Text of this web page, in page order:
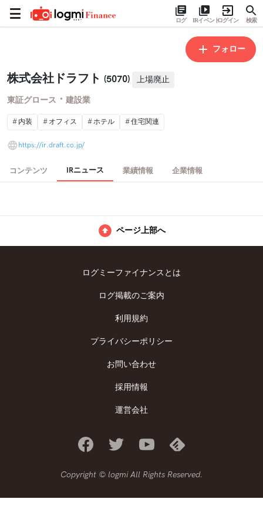
ログ IRイベントログイン 検索
フォロー
株式会社ドラフト (5070) 上場廃止
東証グロース ・ 建設業
内装 オフィス ホテル 住宅関連
https://ir.draft.co.jp/
コンテンツ IRニュース 業績情報 企業情報
ページ上部へ
ログミーファイナンスとは
ログ掲載のご案内
利用規約
プライバシーポリシー
お問い合わせ
採用情報
運営会社
Copyright © logmi All Rights Reserved.